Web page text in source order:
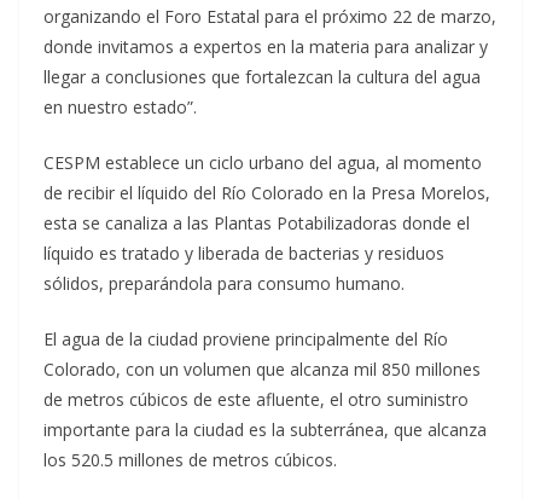
organizando el Foro Estatal para el próximo 22 de marzo,
donde invitamos a expertos en la materia para analizar y
llegar a conclusiones que fortalezcan la cultura del agua
en nuestro estado”.
CESPM establece un ciclo urbano del agua, al momento
de recibir el líquido del Río Colorado en la Presa Morelos,
esta se canaliza a las Plantas Potabilizadoras donde el
líquido es tratado y liberada de bacterias y residuos
sólidos, preparándola para consumo humano.
El agua de la ciudad proviene principalmente del Río
Colorado, con un volumen que alcanza mil 850 millones
de metros cúbicos de este afluente, el otro suministro
importante para la ciudad es la subterránea, que alcanza
los 520.5 millones de metros cúbicos.